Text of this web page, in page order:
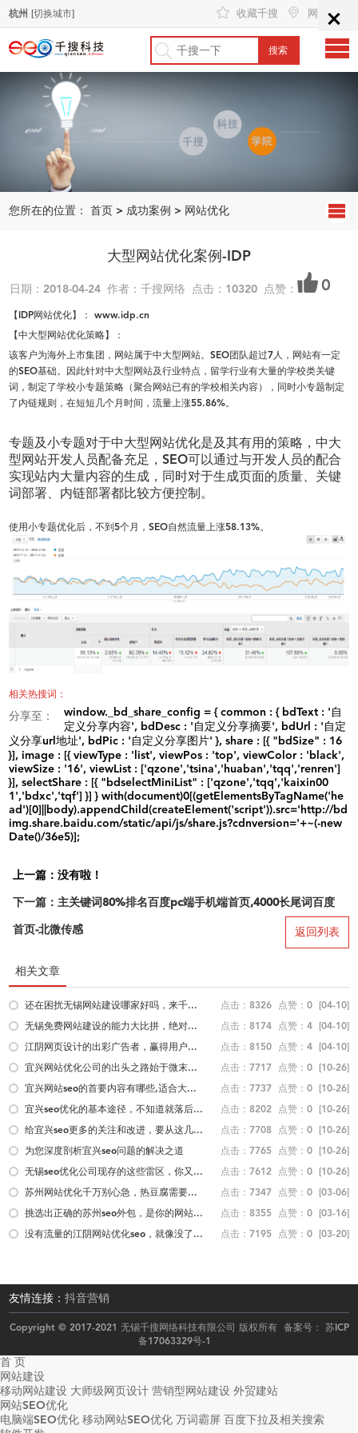
杭州 [切换城市] 收藏千搜 网站地图
您所在的位置： 首页 > 成功案例 > 网站优化
大型网站优化案例-IDP
日期：2018-04-24 作者：千搜网络 点击：10320 点赞： 0
【IDP网站优化】： www.idp.cn
【中大型网站优化策略】：
该客户为海外上市集团，网站属于中大型网站。SEO团队超过7人，网站有一定
的SEO基础。因此针对中大型网站及行业特点，留学行业有大量的学校类关键
词，制定了学校小专题策略（聚合网站已有的学校相关内容），同时小专题制定
了内链规则，在短短几个月时间，流量上涨55.86%。
专题及小专题对于中大型网站优化是及其有用的策略，中大
型网站开发人员配备充足，SEO可以通过与开发人员的配合
实现站内大量内容的生成，同时对于生成页面的质量、关键
词部署、内链部署都比较方便控制。
使用小专题优化后，不到5个月，SEO自然流量上涨58.13%。
相关热搜词：
分享至：
window._bd_share_config = { common : { bdText : '自
定义分享内容', bdDesc : '自定义分享摘要', bdUrl : '自定
义分享url地址', bdPic : '自定义分享图片' }, share : [{ "bdSize" : 16
}], image : [{ viewType : 'list', viewPos : 'top', viewColor : 'black',
viewSize : '16', viewList : ['qzone','tsina','huaban','tqq','renren']
}], selectShare : [{ "bdselectMiniList" : ['qzone','tqq','kaixin00
1','bdxc','tqf'] }] } with(document)0[(getElementsByTagName('he
ad')[0]||body).appendChild(createElement('script')).src='http://bd
img.share.baidu.com/static/api/js/share.js?cdnversion='+~(-new
Date()/36e5)];
上一篇：没有啦！
下一篇：主关键词80%排名百度pc端手机端首页,4000长尾词百度
首页-北微传感
返回列表
相关文章
[04-10]
点赞：0
点击：8326
还在困扰无锡网站建设哪家好吗，来千...
[04-10]
点赞：4
点击：8174
无锡免费网站建设的能力大比拼，绝对...
[04-10]
点赞：4
点击：8150
江阴网页设计的出彩广告者，赢得用户...
[10-26]
点赞：0
点击：7717
宜兴网站优化公司的出头之路始于微末...
[10-26]
点赞：0
点击：7737
宜兴网站seo的首要内容有哪些,适合大...
[10-26]
点赞：0
点击：8202
宜兴seo优化的基本途径，不知道就落后...
[10-26]
点赞：0
点击：7708
给宜兴seo更多的关注和改进，要从这几...
[10-26]
点赞：0
点击：7765
为您深度剖析宜兴seo问题的解决之道
[10-26]
点赞：0
点击：7612
无锡seo优化公司现存的这些雷区，你又...
[03-06]
点赞：0
点击：7347
苏州网站优化千万别心急，热豆腐需要...
[03-16]
点赞：0
点击：8355
挑选出正确的苏州seo外包，是你的网站...
[03-20]
点赞：0
点击：7195
没有流量的江阴网站优化seo，就像没了...
友情连接：抖音营销
Copyright © 2017-2021 无锡千搜网络科技有限公司 版权所有 备案号： 苏ICP
备17063329号-1
×
首 页
网站建设
移动网站建设 大师级网页设计 营销型网站建设 外贸建站
网站SEO优化
电脑端SEO优化 移动网站SEO优化 万词霸屏 百度下拉及相关搜索